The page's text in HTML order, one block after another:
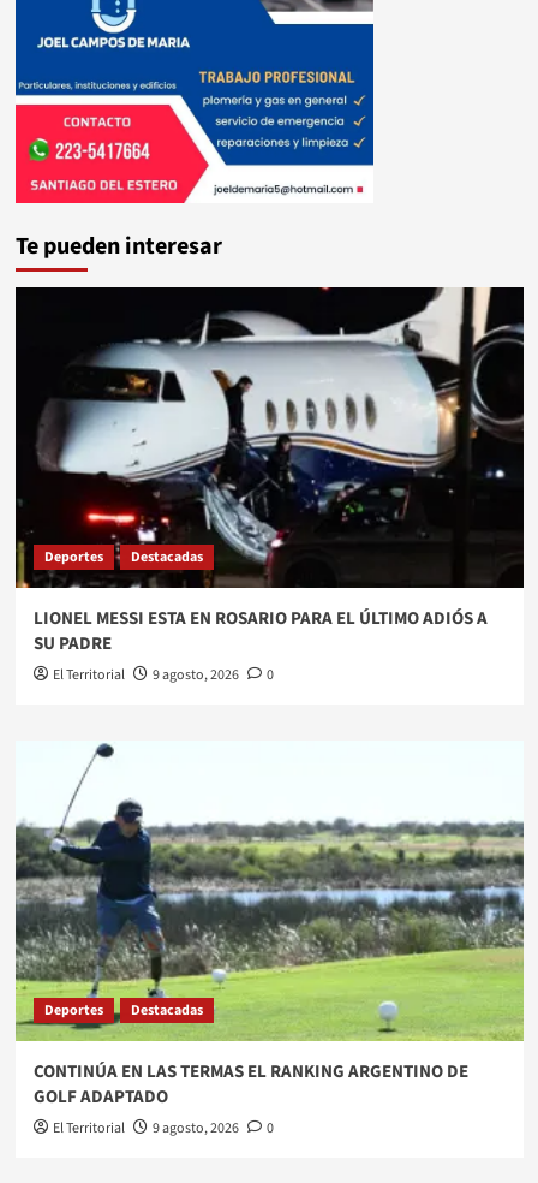
Te pueden interesar
Deportes Destacadas
LIONEL MESSI ESTA EN ROSARIO PARA EL ÚLTIMO ADIÓS A
SU PADRE
El Territorial 9 agosto, 2026 0
Deportes Destacadas
​CONTINÚA EN LAS TERMAS EL RANKING ARGENTINO DE
GOLF ADAPTADO
El Territorial 9 agosto, 2026 0